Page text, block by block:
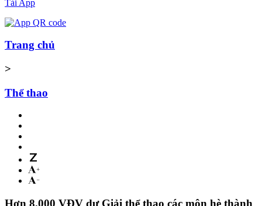
Tải App
Trang chủ
>
Thể thao
Hơn 8.000 VĐV dự Giải thể thao các môn hè thành